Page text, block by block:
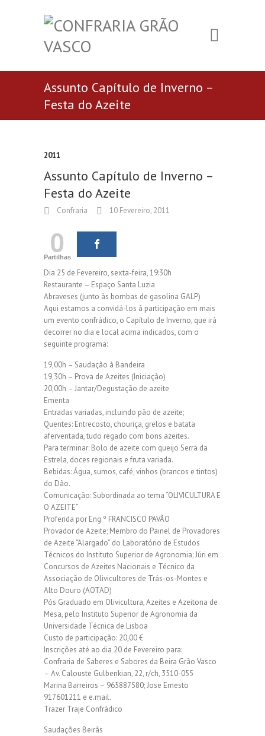
Assunto Capítulo de Inverno –
Festa do Azeite
2011
Assunto Capítulo de Inverno –
Festa do Azeite
Confraria 10 Fevereiro, 2011
0
Partilhas
Dia 25 de Fevereiro, sexta-feira, 19:30h
Restaurante – Espaço Santa Luzia
Abraveses (junto às bombas de gasolina GALP)
Aqui estamos a convidá-los à participação em mais
um evento confrádico, o Capítulo de Inverno, que irá
decorrer no dia e local acima indicados, com o
seguinte programa:
19,00h – Saudação à Bandeira
19,30h – Prova de Azeites (Iniciação)
20,00h – Jantar/Degustação de azeite
Ementa
Entradas variadas, incluindo pão de azeite;
Quentes: Entrecosto, chouriça, grelos e batata
aferventada, tudo regado com bons azeites.
Para terminar: Bolo de azeite com queijo Serra da
Estrela, doces regionais e fruta variada.
Bebidas: Água, sumos, café, vinhos (brancos e tintos)
do Dão.
Comunicação: Subordinada ao tema “OLIVICULTURA E
O AZEITE”
Proferida por Eng.º FRANCISCO PAVÃO
Provador de Azeite; Membro do Painel de Provadores
de Azeite “Alargado” do Laboratório de Estudos
Técnicos do Instituto Superior de Agronomia; Júri em
Concursos de Azeites Nacionais e Técnico da
Associação de Olivicultores de Trás-os-Montes e
Alto Douro (AOTAD)
Pós Graduado em Olivicultura, Azeites e Azeitona de
Mesa, pelo Instituto Superior de Agronomia da
Universidade Técnica de Lisboa
Custo de participação: 20,00 €
Inscrições até ao dia 20 de Fevereiro para:
Confraria de Saberes e Sabores da Beira Grão Vasco
– Av. Calouste Gulbenkian, 22, r/ch, 3510-055
Marina Barreiros – 965887580; Jose Ernesto
917601211 e e.mail.
Trazer Traje Confrádico
Saudações Beirãs